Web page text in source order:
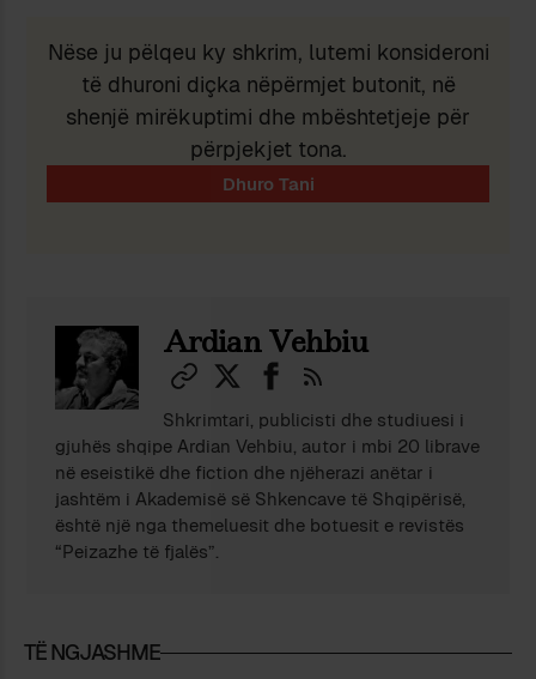
Nëse ju pëlqeu ky shkrim, lutemi konsideroni
të dhuroni diçka nëpërmjet butonit, në
shenjë mirëkuptimi dhe mbështetjeje për
përpjekjet tona.
Ardian Vehbiu
Shkrimtari, publicisti dhe studiuesi i
gjuhës shqipe Ardian Vehbiu, autor i mbi 20 librave
në eseistikë dhe fiction dhe njëherazi anëtar i
jashtëm i Akademisë së Shkencave të Shqipërisë,
është një nga themeluesit dhe botuesit e revistës
“Peizazhe të fjalës”.
TË NGJASHME